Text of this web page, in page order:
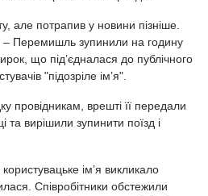
але потрапив у новини пізніше.
Перемишль зупинили на годину
що під’єдналася до публічного
"підозріле ім’я".
провідникам, врешті її передали
та вирішили зупинити поїзд і
ім’я викликало
Співробітники обстежили